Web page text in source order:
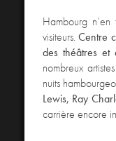
Hambourg
visiteurs.Centre
des théâtres et
nombreux
nuits
Lewis, Ray
carrière encore